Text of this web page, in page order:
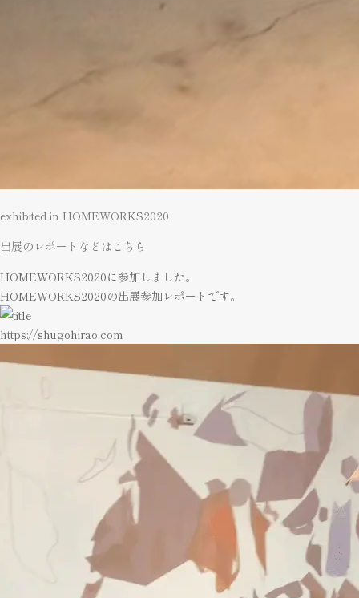
exhibited in HOMEWORKS2020
出展のレポートなどは こちら
HOMEWORKS2020に参加しました。
HOMEWORKS2020の出展参加レポートです。
https://shugohirao.com